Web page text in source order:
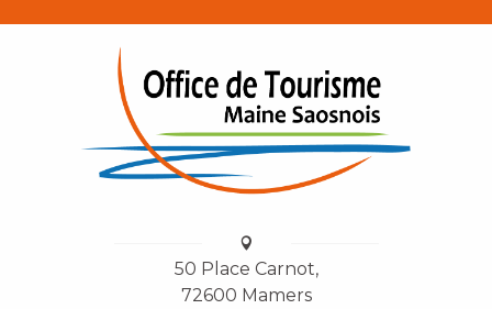
50 Place Carnot,
72600 Mamers